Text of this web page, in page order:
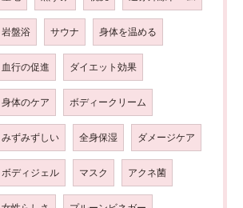
岩盤浴 サウナ 身体を温める
血行の促進 ダイエット効果
身体のケア ボディークリーム
みずみずしい 全身保湿 ダメージケア
ボディジェル マスク アクネ菌